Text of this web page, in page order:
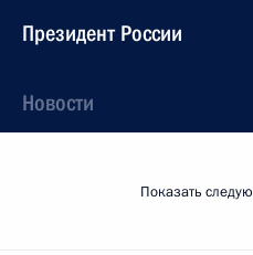
Президент России
Новости
Показать